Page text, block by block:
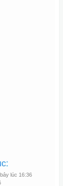
lúc 16:36